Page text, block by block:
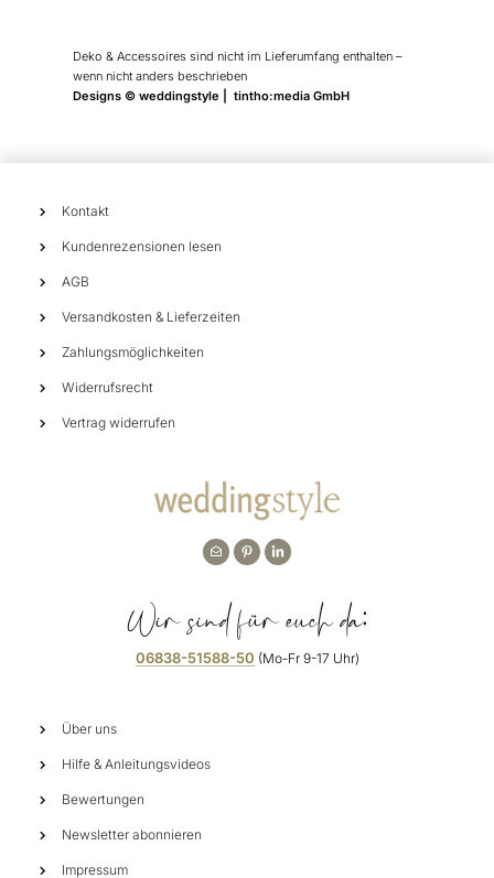
Deko & Accessoires sind nicht im Lieferumfang enthalten –
wenn nicht anders beschrieben
Designs © weddingstyle | tintho:media GmbH
Kontakt
Kundenrezensionen lesen
AGB
Versandkosten & Lieferzeiten
Zahlungsmöglichkeiten
Widerrufsrecht
Vertrag widerrufen
Wir sind für euch da:
06838-51588-50 (Mo-Fr 9-17 Uhr)
Über uns
Hilfe & Anleitungsvideos
Bewertungen
Newsletter abonnieren
Impressum